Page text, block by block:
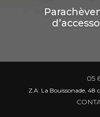
05
Z.A. La Bouissonade, 48